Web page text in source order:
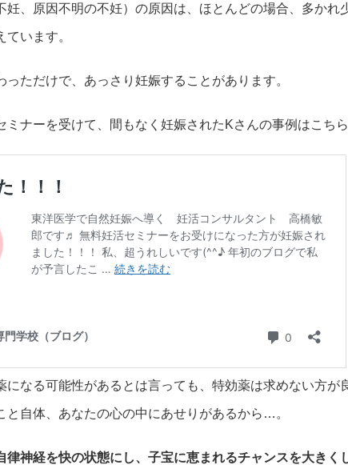
妊、原因不明の不妊）の原因は、ほとんどの場合、多かれ
います。
っただけで、あっさり妊娠することがあります。
ミナーを受けて、間もなく妊娠されたKさんの事例はこち
になる可能性があるとは言っても、特効薬は求めない方が
と自体、あなたの心の中にあせりがあるから…。
神経を快の状態にし、子宝に恵まれるチャンスを大きく